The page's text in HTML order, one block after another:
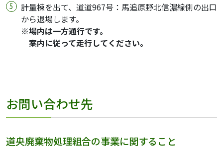
計量棟を出て、道道967号：馬追原野北信濃線側の出口
から退場します。
※場内は一方通行です。
案内に従って走行してください。
お問い合わせ先
道央廃棄物処理組合の事業に関すること